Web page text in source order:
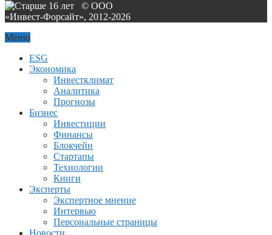
© ООО
«Инвест-Форсайт», 2012-2026
Меню
ESG
Экономика
Инвестклимат
Аналитика
Прогнозы
Бизнес
Инвестиции
Финансы
Блокчейн
Стартапы
Технологии
Книги
Эксперты
Экспертное мнение
Интервью
Персональные страницы
Новости